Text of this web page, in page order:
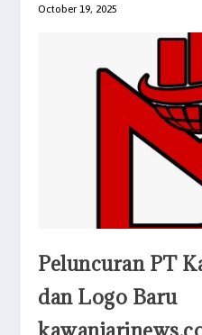
October 19, 2025
Peluncuran PT
dan Logo Baru